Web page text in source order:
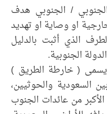
/ الجنوبي هدف
او وصاية او تهديد
الذي أثبت بالدليل
الجنوبية.
يسمى ( خارطة الطريق )
السعودية والحوثيين،
من عائدات الجنوب